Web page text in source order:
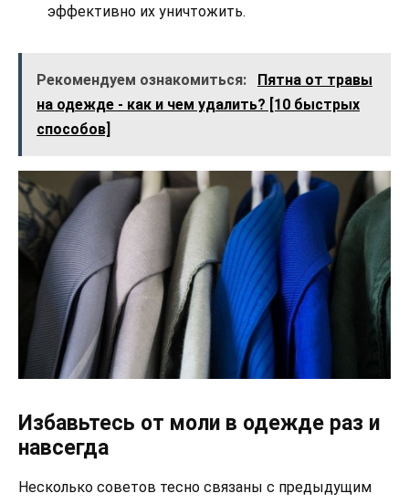
эффективно их уничтожить.
Рекомендуем ознакомиться:
Пятна от травы
на одежде - как и чем удалить? [10 быстрых
способов]
Избавьтесь от моли в одежде раз и
навсегда
Несколько советов тесно связаны с предыдущим